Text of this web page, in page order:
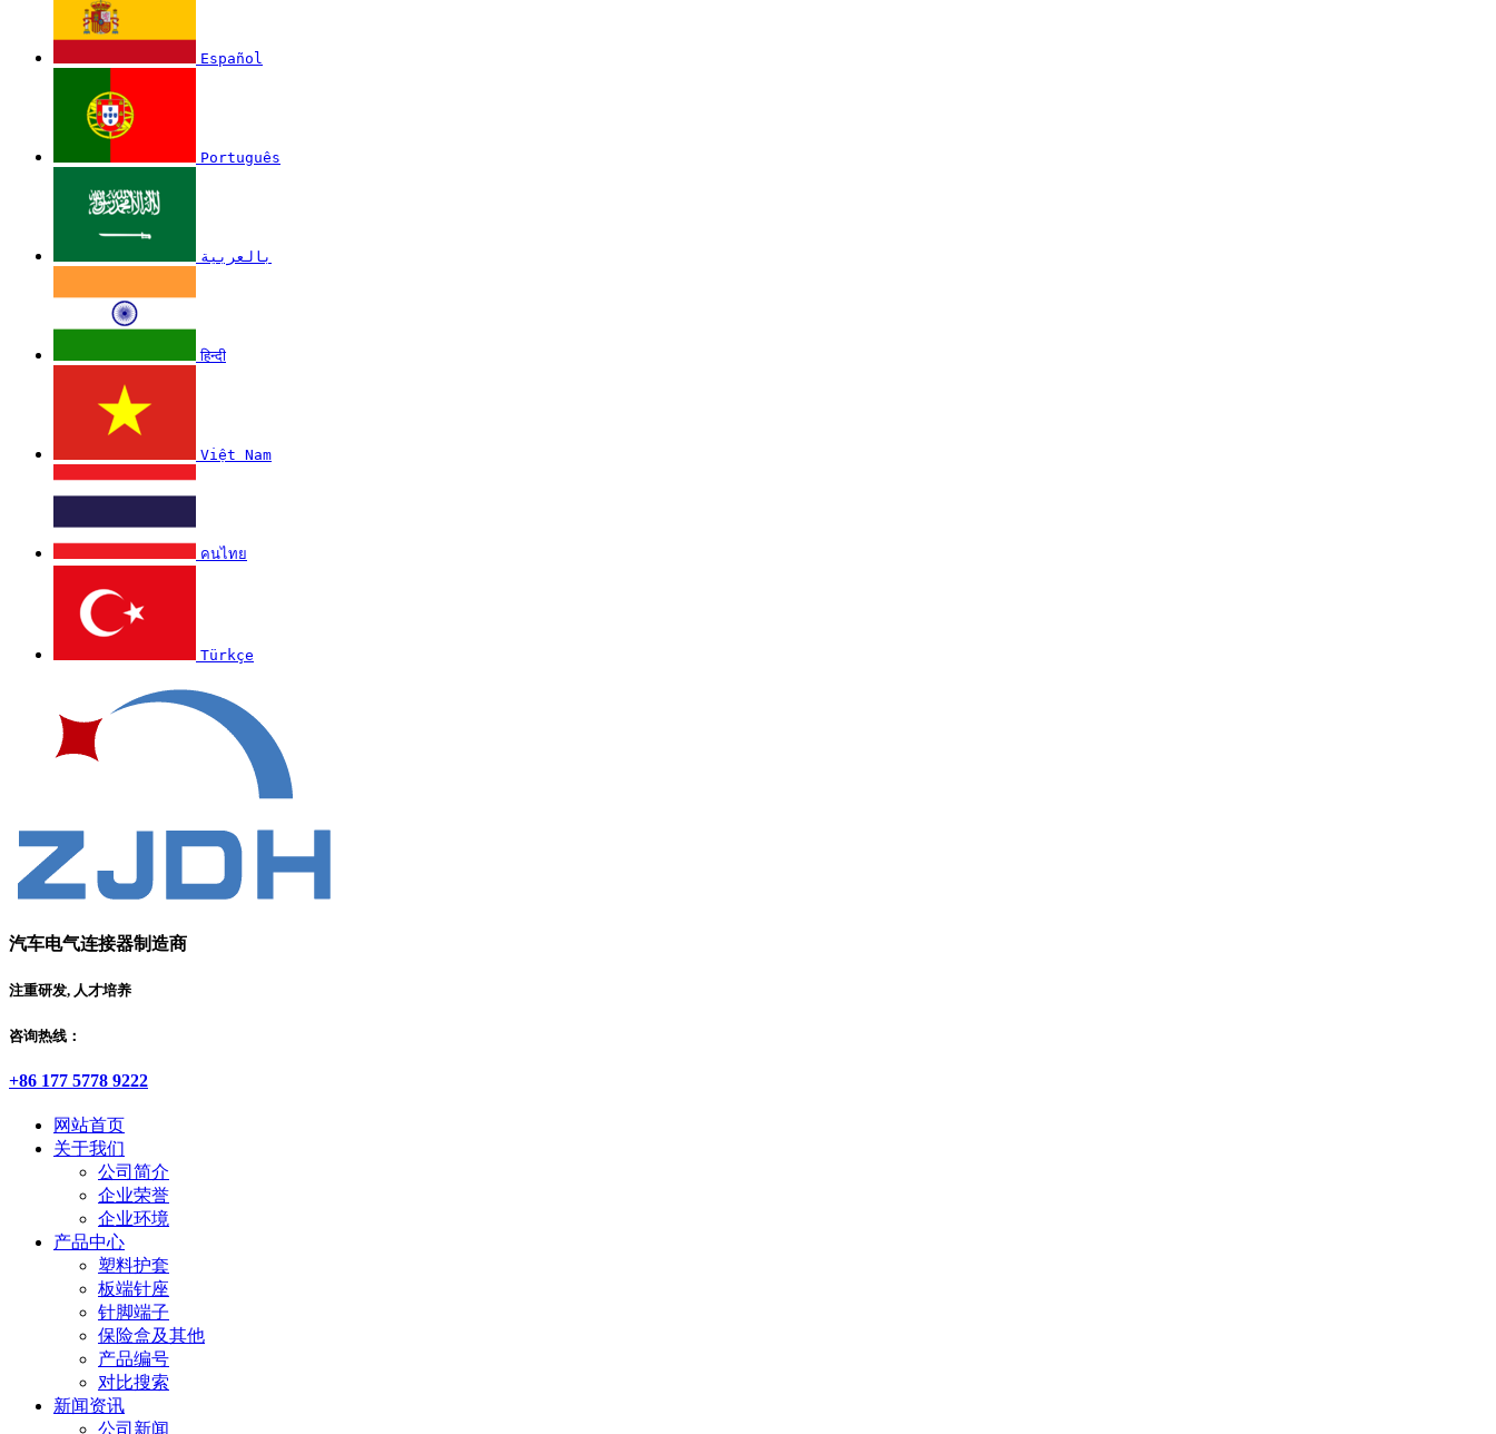
Español
Português
بالعربية
हिन्दी
Việt Nam
คนไทย
Türkçe
汽车电气连接器制造商
注重研发, 人才培养
咨询热线：
+86 177 5778 9222
网站首页
关于我们
公司简介
企业荣誉
企业环境
产品中心
塑料护套
板端针座
针脚端子
保险盒及其他
产品编号
对比搜索
新闻资讯
公司新闻